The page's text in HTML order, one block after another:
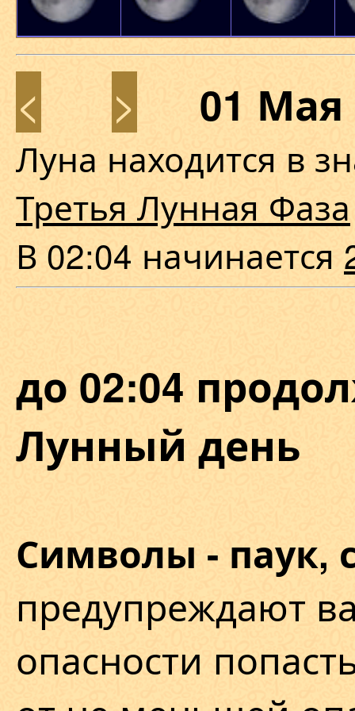
< > 01
Луна находится в
Третья Лунная Фаза
В 02:04 начинается
до 02:04
Лунный день
Символы - паук,
предупреждают
опасности